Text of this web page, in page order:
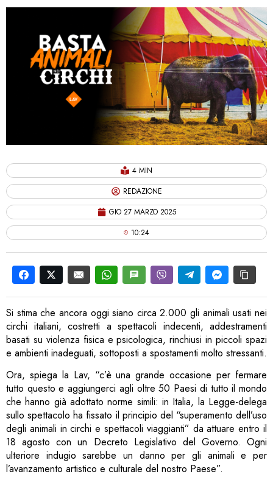
4 MIN
REDAZIONE
GIO 27 MARZO 2025
10:24
Si stima che ancora oggi siano circa 2.000 gli animali usati nei
circhi italiani, costretti a spettacoli indecenti, addestramenti
basati su violenza fisica e psicologica, rinchiusi in piccoli spazi
e ambienti inadeguati, sottoposti a spostamenti molto stressanti.
Ora, spiega la Lav, “c’è una grande occasione per fermare
tutto questo e aggiungerci agli oltre 50 Paesi di tutto il mondo
che hanno già adottato norme simili: in Italia, la Legge-delega
sullo spettacolo ha fissato il principio del “superamento dell’uso
degli animali in circhi e spettacoli viaggianti” da attuare entro il
18 agosto con un Decreto Legislativo del Governo. Ogni
ulteriore indugio sarebbe un danno per gli animali e per
l’avanzamento artistico e culturale del nostro Paese”.